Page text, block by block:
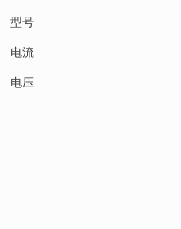
型号
电流
电压